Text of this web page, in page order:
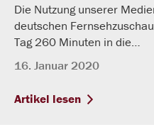
Die Nutzung unserer
deutschen
Tag 260 Minuten in die…
16. Januar 2020
Artikel lesen